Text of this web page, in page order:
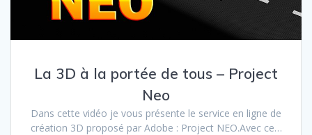
La 3D à la portée de tous – Project
Neo
Dans cette vidéo je vous présente le service en ligne de
création 3D proposé par Adobe : Project NEO.Avec ce…